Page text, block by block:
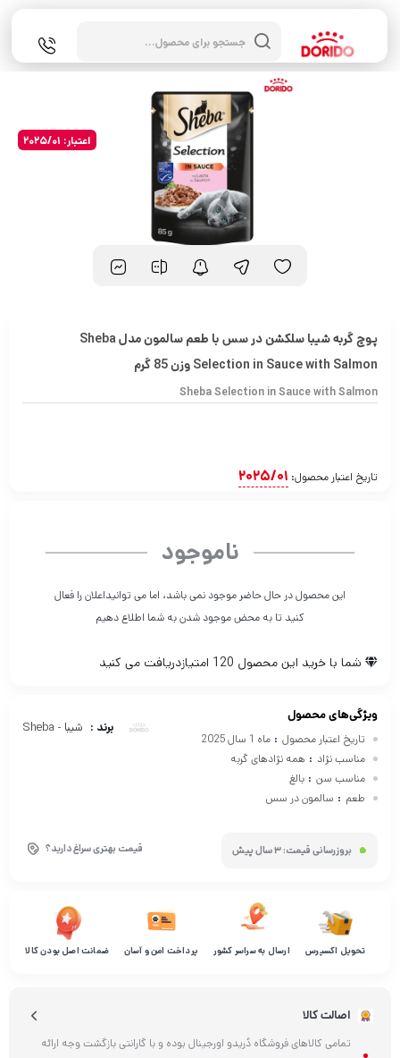
محصولات
اعتبار: 2025/01
پوچ گربه شیبا سلکشن در سس با طعم سالمون مدل Sheba
Selection in Sauce with Salmon وزن 85 گرم
Sheba Selection in Sauce with Salmon
تاریخ اعتبار محصول: 2025/01
ناموجود
این محصول در حال حاضر موجود نمی باشد، اما می توانیداعلان را فعال
کنید تا به محض موجود شدن به شما اطلاع دهیم
شما با خرید این محصول 120 امتیازدریافت می کنید
برند : شیبا - Sheba
ویژگی‌های محصول
تاریخ اعتبار محصول : ماه 1 سال 2025
مناسب نژاد : همه نژادهای گربه
مناسب سن : بالغ
طعم : سالمون در سس
بروزرسانی قیمت:3 سال پیش قیمت بهتری سراغ دارید؟
تحویل اکسپرس ارسال به سراسر کشور پرداخت امن و آسان ضمانت اصل بودن کالا
اصالت کالا
تمامی کالاهای فروشگاه دُریدو اورجینال بوده و با گارانتی بازگشت وجه ارائه